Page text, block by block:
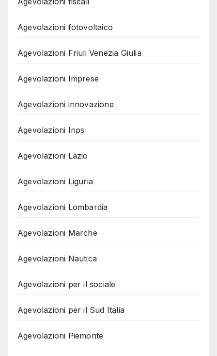
Agevolazioni fotovoltaico
Agevolazioni Friuli Venezia Giulia
Agevolazioni Imprese
Agevolazioni innovazione
Agevolazioni Inps
Agevolazioni Lazio
Agevolazioni Liguria
Agevolazioni Lombardia
Agevolazioni Marche
Agevolazioni Nautica
Agevolazioni per il sociale
Agevolazioni per il Sud Italia
Agevolazioni Piemonte